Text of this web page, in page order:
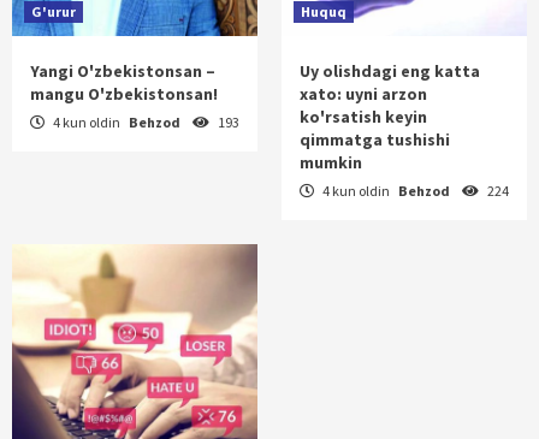
G'urur
Yangi O'zbekistonsan –
mangu O'zbekistonsan!
4 kun oldin Behzod 193
Huquq
Uy olishdagi eng katta
xato: uyni arzon
ko'rsatish keyin
qimmatga tushishi
mumkin
4 kun oldin Behzod 224